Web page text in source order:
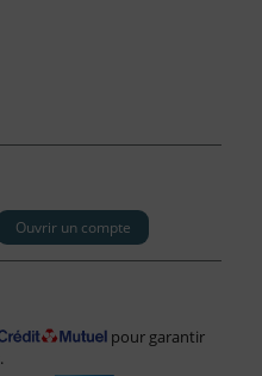
Ouvrir un compte
pour garantir